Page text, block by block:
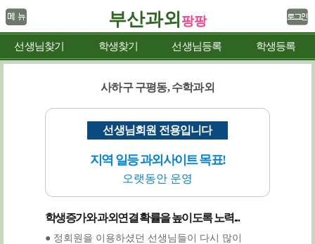
부산과외 팡팡
선생님찾기 학생찾기 선생님등록 학생등록
사하구 구평동, 수학과외
선생님회원 전용입니다
지역 일등 과외사이트 목표!
오랫동안 운영
학생증가와 과외연결 확률을 높이도록 노력...
● 정회원을 이용하셨던 선생님들이 다시 많이